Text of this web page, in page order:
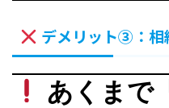
デメリット③：相
あくまで